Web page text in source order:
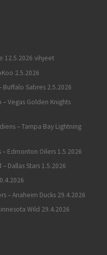
12.5.2026 vihjeet
2.5.2026
Buffalo Sabres 2.5.2026
Vegas Golden Knights
– Tampa Bay Lightning
Edmonton Oilers 1.5.2026
Dallas Stars 1.5.2026
– Anaheim Ducks 29.4.2026
Wild 29.4.2026